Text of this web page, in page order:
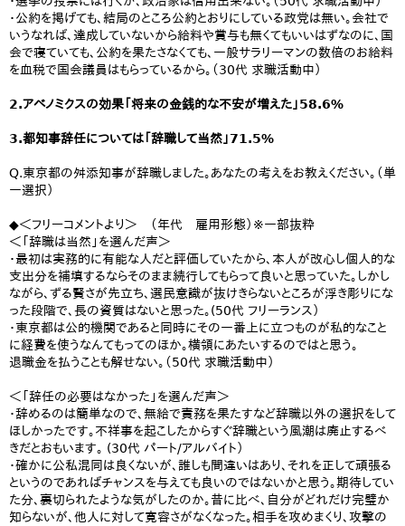
・公約を掲げても、結局のところ公約とおりにしている政党は無い。会社で
いうなれば、達成していないから給料や賞与も無くてもいいはずなのに、国
会で寝ていても、公約を果たさなくても、一般サラリーマンの数倍のお給料
を血税で国会議員はもらっているから。（30代 求職活動中）
2.アベノミクスの効果「将来の金銭的な不安が増えた」58.6%
3.都知事辞任については「辞職して当然」71.5%
Q.東京都の舛添知事が辞職しました。あなたの考えをお教えください。（単
一選択）
◆＜フリーコメントより＞ （年代 雇用形態）※一部抜粋
＜「辞職は当然」を選んだ声＞
・最初は実務的に有能な人だと評価していたから、本人が改心し個人的な
支出分を補填するならそのまま続行してもらって良いと思っていた。しかし
ながら、ずる賢さが先立ち、選民意識が抜けきらないところが浮き彫りにな
った段階で、長の資質はないと思った。(50代 フリーランス）
・東京都は公的機関であると同時にその一番上に立つものが私的なこと
に経費を使うなんてもってのほか。横領にあたいするのではと思う。
退職金を払うことも解せない。（50代 求職活動中）
＜「辞任の必要はなかった」を選んだ声＞
・辞めるのは簡単なので、無給で責務を果たすなど辞職以外の選択をして
ほしかったです。不祥事を起こしたからすぐ辞職という風潮は廃止するべ
きだとおもいます。 (30代 パート/アルバイト）
・確かに公私混同は良くないが、誰しも間違いはあり、それを正して頑張る
というのであればチャンスを与えても良いのではないかと思う。期待してい
た分、裏切られたような気がしたのか。昔に比べ、自分がどれだけ完璧か
知らないが、他人に対して寛容さがなくなった。相手を攻めまくり、攻撃の